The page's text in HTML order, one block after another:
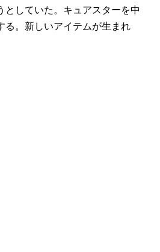
としていた。キュアスターを中
る。新しいアイテムが生まれ